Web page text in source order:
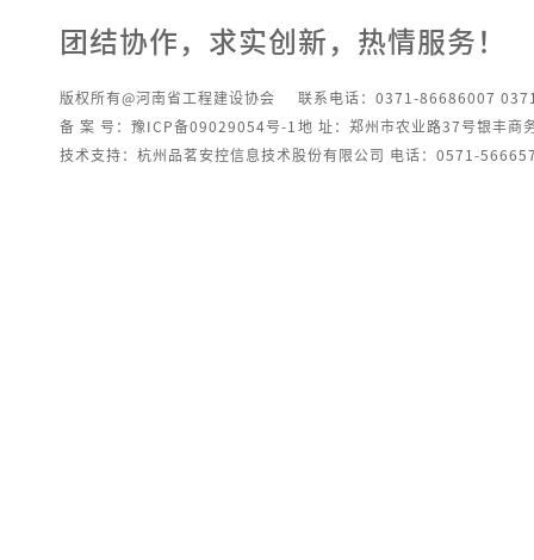
团结协作，求实创新，热情服务！
版权所有@河南省工程建设协会
联系电话：0371-86686007
备 案 号：豫ICP备09029054号-1 地 址：郑州市农业路37号银丰商
技术支持：杭州品茗安控信息技术股份有限公司 电话：0571-